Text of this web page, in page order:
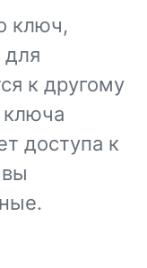
ключ,
для
к другому
ключа
доступа к